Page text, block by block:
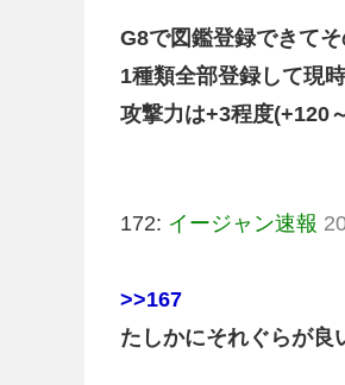
G8で図鑑登録できて
1種類全部登録して現
攻撃力は+3程度(+120
172: イージャン速報
>>167
たしかにそれぐらが良